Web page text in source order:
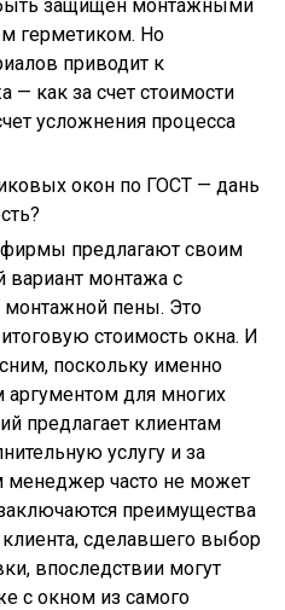
защищен монтажными
герметиком. Но
приводит к
как за счет стоимости
усложнения процесса
окон по ГОСТ — дань
предлагают своим
монтажа с
пены. Это
стоимость окна. И
поскольку именно
для многих
предлагает клиентам
услугу и за
менеджер часто не может
преимущества
клиента, сделавшего выбор
впоследствии могут
с окном из самого